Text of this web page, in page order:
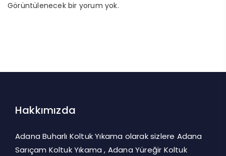
Görüntülenecek bir yorum yok.
Hakkımızda
Adana Buharlı Koltuk Yıkama olarak sizlere Adana
Sarıçam Koltuk Yıkama , Adana Yüreğir Koltuk